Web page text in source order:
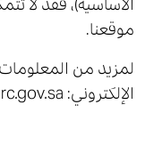
موقعنا.
لمزيد من
الإلكتروني: info@riyadhart.rcrc.gov.sa